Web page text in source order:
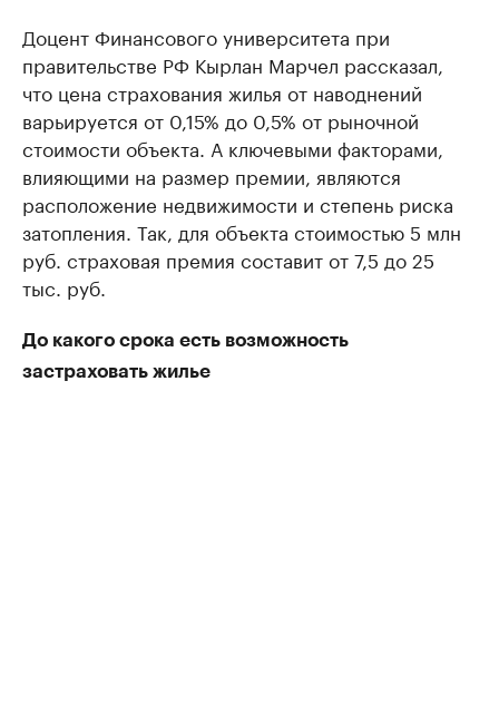
Доцент Финансового университета при
правительстве РФ Кырлан Марчел рассказал,
что цена страхования жилья от наводнений
варьируется от 0,15% до 0,5% от рыночной
стоимости объекта. А ключевыми факторами,
влияющими на размер премии, являются
расположение недвижимости и степень риска
затопления. Так, для объекта стоимостью 5 млн
руб. страховая премия составит от 7,5 до 25
тыс. руб.
До какого срока есть возможность
застраховать жилье